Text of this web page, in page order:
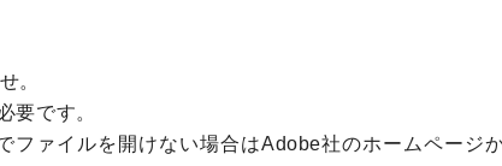
。
要です。
ァイルを開けない場合はAdobe社のホームページ